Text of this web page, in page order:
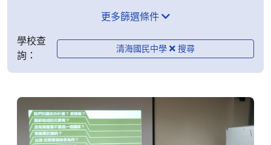
更多篩選條件
學校查
詢：
清海國民中學